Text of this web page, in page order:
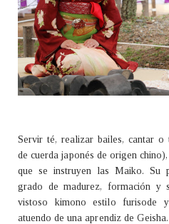
Servir té, realizar bailes, cantar o
de cuerda japonés de origen
que se instruyen las Maiko. Su
grado de madurez, formación
vistoso kimono estilo furisode
atuendo de una aprendiz de Geisha.